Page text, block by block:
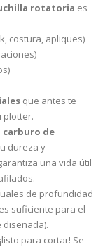
rotatoria es
costura, apliques)
que antes te
plotter.
carburo de
dureza y
una vida útil
de profundidad
suficiente para el
para cortar! Se